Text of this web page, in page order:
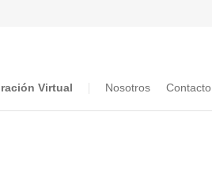
Virtual Nosotros Contacto